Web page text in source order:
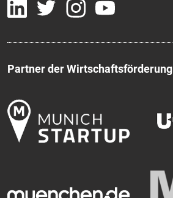
Partner der Wirtschaftsförderung